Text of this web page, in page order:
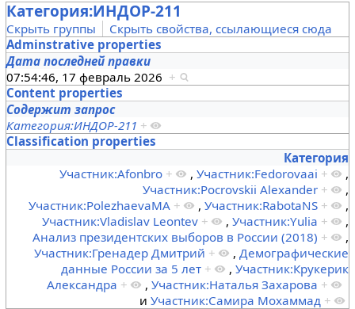
Категория:ИНДОР-211
Скрыть группы
Скрыть свойства, ссылающиеся сюда
Adminstrative properties
Дата последней правки
07:54:46, 17 февраль 2026 +
Content properties
Содержит запрос
Категория:ИНДОР-211 +
Classification properties
Категория
Участник:Afonbro + ,Участник:Fedorovaai +
,
Участник:Pocrovskii Alexander +
,
Участник:PolezhaevaMA + ,Участник:RabotaNS +
,
Участник:Vladislav Leontev + ,Участник:Yulia +
,
Анализ президентских выборов в России (2018) +
,
Участник:Гренадер Дмитрий + , Демографические
данные России за 5 лет + ,Участник:Крукерик
Александра + ,Участник:Наталья Захарова +
иУчастник:Самира Мохаммад +